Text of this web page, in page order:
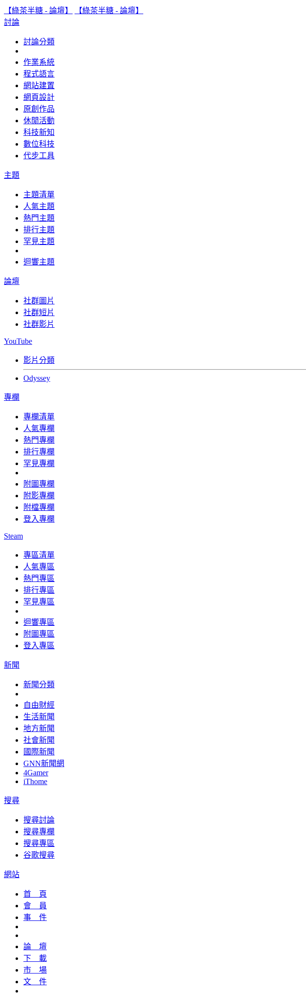
【綠茶半糖 - 論壇】
【綠茶半糖 - 論壇】
討論
討論分類
作業系統
程式語言
網站建置
網頁設計
原創作品
休閒活動
科技新知
數位科技
代步工具
主題
主題清單
人氣主題
熱門主題
排行主題
罕見主題
迴響主題
論壇
社群圖片
社群短片
社群影片
YouTube
影片分類
Odyssey
專欄
專欄清單
人氣專欄
熱門專欄
排行專欄
罕見專欄
附圖專欄
附影專欄
附檔專欄
登入專欄
Steam
專區清單
人氣專區
熱門專區
排行專區
罕見專區
迴響專區
附圖專區
登入專區
新聞
新聞分類
自由財經
生活新聞
地方新聞
社會新聞
國際新聞
GNN新聞網
4Gamer
iThome
搜尋
搜尋討論
搜尋專欄
搜尋專區
谷歌搜尋
網站
首 頁
會 員
事 件
論 壇
下 載
市 場
文 件